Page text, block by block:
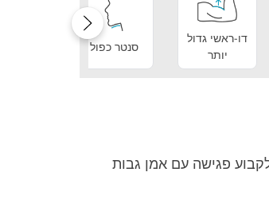
דו-ראשי גדול
יותר
סנטר כפול
פגישה עם אמן גבות